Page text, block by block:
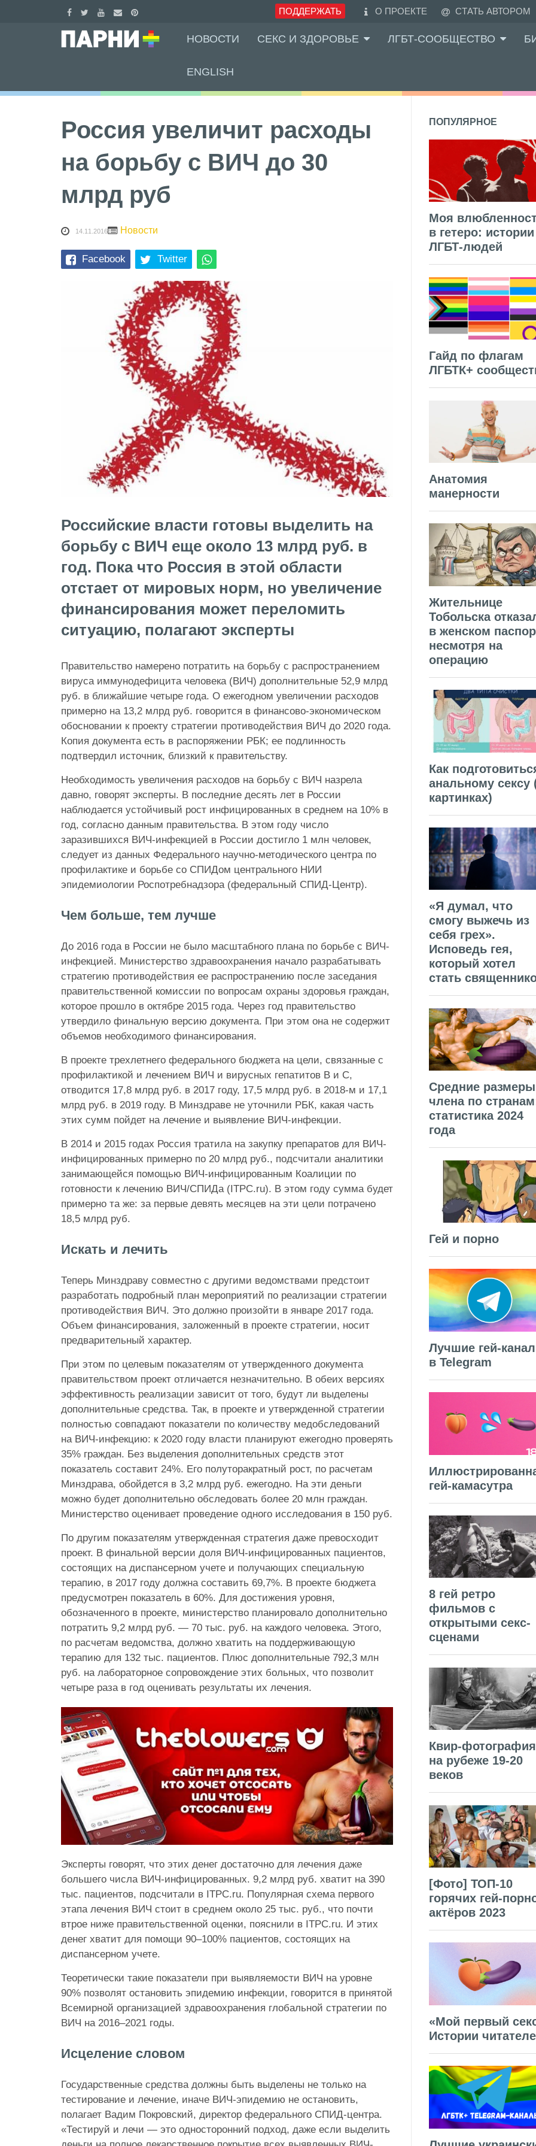
ПОДДЕРЖАТЬ О ПРОЕКТЕ СТАТЬ АВТОРОМ
НОВОСТИ СЕКС И ЗДОРОВЬЕ ЛГБТ-СООБЩЕСТВО
ENGLISH
Россия увеличит расходы
на борьбу с ВИЧ до 30
млрд руб
14.11.2016 Новости
Facebook Twitter
Российские власти готовы выделить на
борьбу с ВИЧ еще около 13 млрд руб. в
год. Пока что Россия в этой области
отстает от мировых норм, но увеличение
финансирования может переломить
ситуацию, полагают эксперты
Правительство намерено потратить на борьбу с распространением
вируса иммунодефицита человека (ВИЧ) дополнительные 52,9 млрд
руб. в ближайшие четыре года. О ежегодном увеличении расходов
примерно на 13,2 млрд руб. говорится в финансово-экономическом
обосновании к проекту стратегии противодействия ВИЧ до 2020 года.
Копия документа есть в распоряжении РБК; ее подлинность
подтвердил источник, близкий к правительству.
Необходимость увеличения расходов на борьбу с ВИЧ назрела
давно, говорят эксперты. В последние десять лет в России
наблюдается устойчивый рост инфицированных в среднем на 10% в
год, согласно данным правительства. В этом году число
заразившихся ВИЧ-инфекцией в России достигло 1 млн человек,
следует из данных Федерального научно-методического центра по
профилактике и борьбе со СПИДом центрального НИИ
эпидемиологии Роспотребнадзора (федеральный СПИД-Центр).
Чем больше, тем лучше
До 2016 года в России не было масштабного плана по борьбе с ВИЧ-
инфекцией. Министерство здравоохранения начало разрабатывать
стратегию противодействия ее распространению после заседания
правительственной комиссии по вопросам охраны здоровья граждан,
которое прошло в октябре 2015 года. Через год правительство
утвердило финальную версию документа. При этом она не содержит
объемов необходимого финансирования.
В проекте трехлетнего федерального бюджета на цели, связанные с
профилактикой и лечением ВИЧ и вирусных гепатитов B и C,
отводится 17,8 млрд руб. в 2017 году, 17,5 млрд руб. в 2018-м и 17,1
млрд руб. в 2019 году. В Минздраве не уточнили РБК, какая часть
этих сумм пойдет на лечение и выявление ВИЧ-инфекции.
В 2014 и 2015 годах Россия тратила на закупку препаратов для ВИЧ-
инфицированных примерно по 20 млрд руб., подсчитали аналитики
занимающейся помощью ВИЧ-инфицированным Коалиции по
готовности к лечению ВИЧ/СПИДа (ITPC.ru). В этом году сумма будет
примерно та же: за первые девять месяцев на эти цели потрачено
18,5 млрд руб.
Искать и лечить
Теперь Минздраву совместно с другими ведомствами предстоит
разработать подробный план мероприятий по реализации стратегии
противодействия ВИЧ. Это должно произойти в январе 2017 года.
Объем финансирования, заложенный в проекте стратегии, носит
предварительный характер.
При этом по целевым показателям от утвержденного документа
правительством проект отличается незначительно. В обеих версиях
эффективность реализации зависит от того, будут ли выделены
дополнительные средства. Так, в проекте и утвержденной стратегии
полностью совпадают показатели по количеству медобследований
на ВИЧ-инфекцию: к 2020 году власти планируют ежегодно проверять
35% граждан. Без выделения дополнительных средств этот
показатель составит 24%. Его полуторакратный рост, по расчетам
Минздрава, обойдется в 3,2 млрд руб. ежегодно. На эти деньги
можно будет дополнительно обследовать более 20 млн граждан.
Министерство оценивает проведение одного исследования в 150 руб.
По другим показателям утвержденная стратегия даже превосходит
проект. В финальной версии доля ВИЧ-инфицированных пациентов,
состоящих на диспансерном учете и получающих специальную
терапию, в 2017 году должна составить 69,7%. В проекте бюджета
предусмотрен показатель в 60%. Для достижения уровня,
обозначенного в проекте, министерство планировало дополнительно
потратить 9,2 млрд руб. — 70 тыс. руб. на каждого человека. Этого,
по расчетам ведомства, должно хватить на поддерживающую
терапию для 132 тыс. пациентов. Плюс дополнительные 792,3 млн
руб. на лабораторное сопровождение этих больных, что позволит
четыре раза в год оценивать результаты их лечения.
Эксперты говорят, что этих денег достаточно для лечения даже
большего числа ВИЧ-инфицированных. 9,2 млрд руб. хватит на 390
тыс. пациентов, подсчитали в ITPC.ru. Популярная схема первого
этапа лечения ВИЧ стоит в среднем около 25 тыс. руб., что почти
втрое ниже правительственной оценки, пояснили в ITPC.ru. И этих
денег хватит для помощи 90–100% пациентов, состоящих на
диспансерном учете.
Теоретически такие показатели при выявляемости ВИЧ на уровне
90% позволят остановить эпидемию инфекции, говорится в принятой
Всемирной организацией здравоохранения глобальной стратегии по
ВИЧ на 2016–2021 годы.
Исцеление словом
Государственные средства должны быть выделены не только на
тестирование и лечение, иначе ВИЧ-эпидемию не остановить,
полагает Вадим Покровский, директор федерального СПИД-центра.
«Тестируй и лечи — это односторонний подход, даже если выделить
ПОПУЛЯРНОЕ
Моя
в гетеро: истории
ЛГБТ-людей
Гайд по флагам
ЛГБТК+
Анатомия
манерности
Жительнице
Тобольска
в женском
несмотря на
операцию
Как
анальному сексу
картинках)
«Я думал, что
смогу выжечь из
себя грех».
Исповедь гея,
который хотел
стать
Средние размеры
члена по
статистика 2024
года
Гей и порно
Лучшие гей-
в Telegram
гей-камасутра
8 гей ретро
фильмов с
открытыми секс-
сценами
Квир-фотография
на рубеже 19-20
веков
[Фото] ТОП-10
горячих гей-
актёров 2023
«Мой первый
Истории